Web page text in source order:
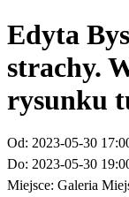
Edyta
strachy.
rysunku
Od: 2023-05-30
Do: 2023-05-30
Miejsce: Galeria